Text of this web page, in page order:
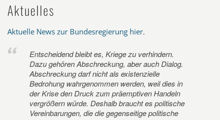
Aktuelles
Aktuelle News zur Bundesregierung hier.
Entscheidend bleibt es, Kriege zu verhindern.
Dazu gehören Abschreckung, aber auch Dialog.
Abschreckung darf nicht als existenzielle
Bedrohung wahrgenommen werden, weil dies in
der Krise den Druck zum präemptiven Handeln
vergrößern würde. Deshalb braucht es politische
Vereinbarungen, die die gegenseitige politische